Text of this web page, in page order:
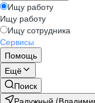
Ищу работу
Ищу работу
Ищу сотрудника
Сервисы
Помощь
Ещё
Поиск
Радужный